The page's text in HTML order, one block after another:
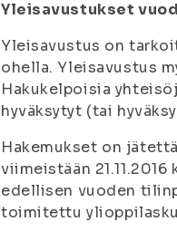
Yleisavustukset
Yleisavustus on
ohella. Yleisavustus
Hakukelpoisia
hyväksytyt (tai
Hakemukset on
viimeistään
edellisen vuoden
toimitettu